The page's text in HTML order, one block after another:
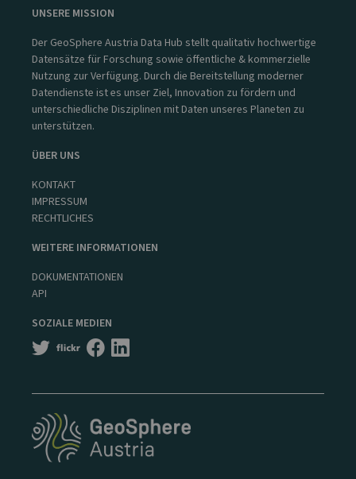
UNSERE MISSION
Der GeoSphere Austria Data Hub stellt qualitativ hochwertige
Datensätze für Forschung sowie öffentliche & kommerzielle
Nutzung zur Verfügung. Durch die Bereitstellung moderner
Datendienste ist es unser Ziel, Innovation zu fördern und
unterschiedliche Disziplinen mit Daten unseres Planeten zu
unterstützen.
ÜBER UNS
KONTAKT
IMPRESSUM
RECHTLICHES
WEITERE INFORMATIONEN
DOKUMENTATIONEN
API
SOZIALE MEDIEN